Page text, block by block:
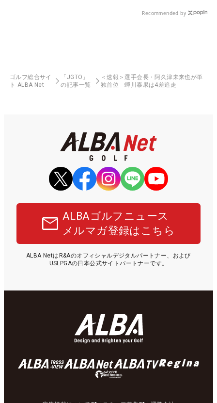
Recommended by
ゴルフ総合サイ
ト ALBA Net
「JGTO」
の記事一覧
＜速報＞選手会長・阿久津未来也が単
独首位 蟬川泰果は4差追走
ALBAゴルフニュース
メルマガ登録はこちら
ALBA NetはR&Aのオフィシャルデジタルパートナー、および
USLPGAの日本公式サイトパートナーです。